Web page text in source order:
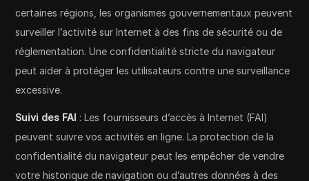
certaines régions, les organismes gouvernementaux peuvent
surveiller l’activité sur Internet à des fins de sécurité ou de
réglementation. Une confidentialité stricte du navigateur
peut aider à protéger les utilisateurs contre une surveillance
excessive.
Suivi des FAI : Les fournisseurs d’accès à Internet (FAI)
peuvent suivre vos activités en ligne. La protection de la
confidentialité du navigateur peut les empêcher de vendre
votre historique de navigation ou d’autres données à des